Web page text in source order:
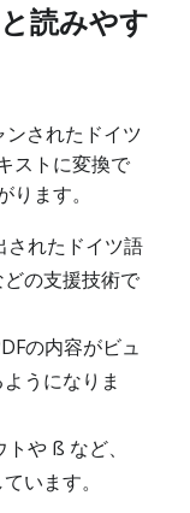
読みやす
ンされたドイツ
ストに変換で
ます。
されたドイツ語
の支援技術で
の内容がビュ
うになりま
や ß など、
います。